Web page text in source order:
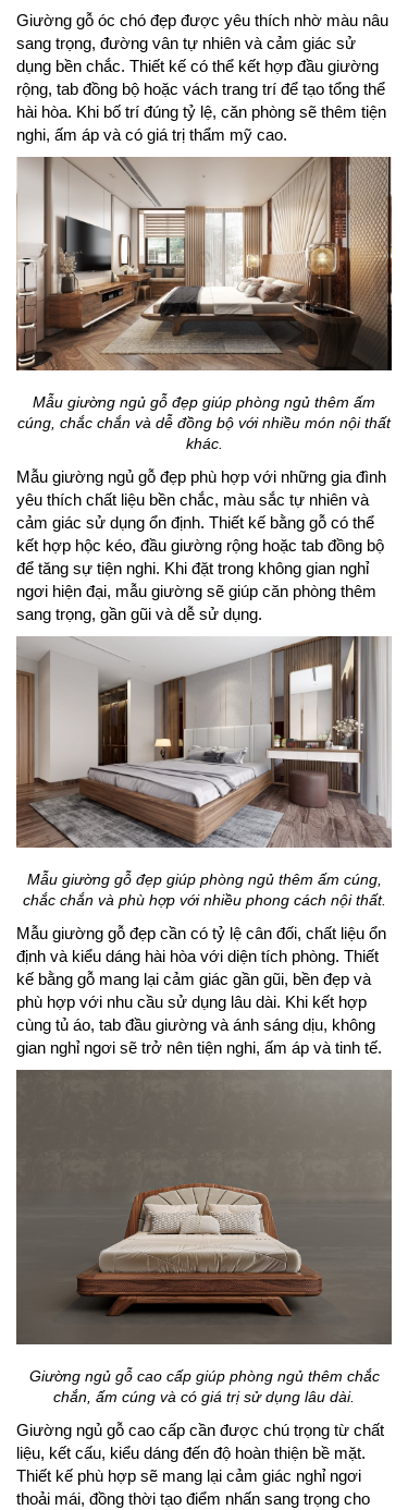
Giường gỗ óc chó đẹp được yêu thích nhờ màu nâu
sang trọng, đường vân tự nhiên và cảm giác sử
dụng bền chắc. Thiết kế có thể kết hợp đầu giường
rộng, tab đồng bộ hoặc vách trang trí để tạo tổng thể
hài hòa. Khi bố trí đúng tỷ lệ, căn phòng sẽ thêm tiện
nghi, ấm áp và có giá trị thẩm mỹ cao.
Mẫu giường ngủ gỗ đẹp giúp phòng ngủ thêm ấm
cúng, chắc chắn và dễ đồng bộ với nhiều món nội thất
khác.
Mẫu giường ngủ gỗ đẹp phù hợp với những gia đình
yêu thích chất liệu bền chắc, màu sắc tự nhiên và
cảm giác sử dụng ổn định. Thiết kế bằng gỗ có thể
kết hợp hộc kéo, đầu giường rộng hoặc tab đồng bộ
để tăng sự tiện nghi. Khi đặt trong không gian nghỉ
ngơi hiện đại, mẫu giường sẽ giúp căn phòng thêm
sang trọng, gần gũi và dễ sử dụng.
Mẫu giường gỗ đẹp giúp phòng ngủ thêm ấm cúng,
chắc chắn và phù hợp với nhiều phong cách nội thất.
Mẫu giường gỗ đẹp cần có tỷ lệ cân đối, chất liệu ổn
định và kiểu dáng hài hòa với diện tích phòng. Thiết
kế bằng gỗ mang lại cảm giác gần gũi, bền đẹp và
phù hợp với nhu cầu sử dụng lâu dài. Khi kết hợp
cùng tủ áo, tab đầu giường và ánh sáng dịu, không
gian nghỉ ngơi sẽ trở nên tiện nghi, ấm áp và tinh tế.
Giường ngủ gỗ cao cấp giúp phòng ngủ thêm chắc
chắn, ấm cúng và có giá trị sử dụng lâu dài.
Giường ngủ gỗ cao cấp cần được chú trọng từ chất
liệu, kết cấu, kiểu dáng đến độ hoàn thiện bề mặt.
Thiết kế phù hợp sẽ mang lại cảm giác nghỉ ngơi
thoải mái, đồng thời tạo điểm nhấn sang trọng cho